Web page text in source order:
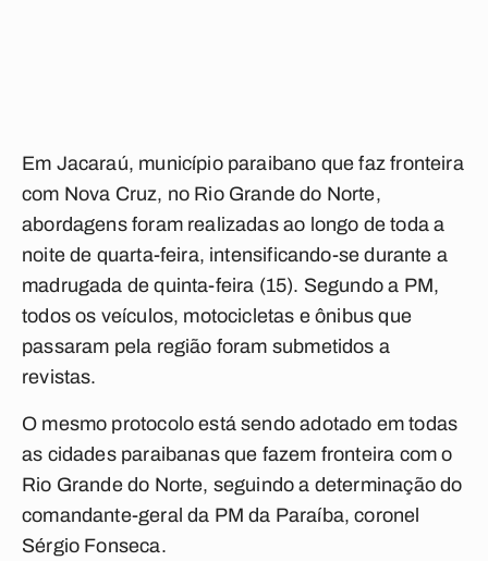
Em Jacaraú, município paraibano que faz fronteira
com Nova Cruz, no Rio Grande do Norte,
abordagens foram realizadas ao longo de toda a
noite de quarta-feira, intensificando-se durante a
madrugada de quinta-feira (15). Segundo a PM,
todos os veículos, motocicletas e ônibus que
passaram pela região foram submetidos a
revistas.
O mesmo protocolo está sendo adotado em todas
as cidades paraibanas que fazem fronteira com o
Rio Grande do Norte, seguindo a determinação do
comandante-geral da PM da Paraíba, coronel
Sérgio Fonseca.